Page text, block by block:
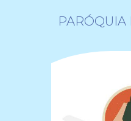
PARÓQUIA